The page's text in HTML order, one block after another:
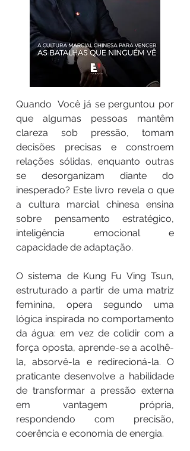
Quando Você já se perguntou por
que algumas pessoas mantêm
clareza sob pressão, tomam
decisões precisas e constroem
relações sólidas, enquanto outras
se desorganizam diante do
inesperado? Este livro revela o que
a cultura marcial chinesa ensina
sobre pensamento estratégico,
inteligência emocional e
capacidade de adaptação.
O sistema de Kung Fu Ving Tsun,
estruturado a partir de uma matriz
feminina, opera segundo uma
lógica inspirada no comportamento
da água: em vez de colidir com a
força oposta, aprende-se a acolhê-
la, absorvê-la e redirecioná-la. O
praticante desenvolve a habilidade
de transformar a pressão externa
em vantagem própria,
respondendo com precisão,
coerência e economia de energia.